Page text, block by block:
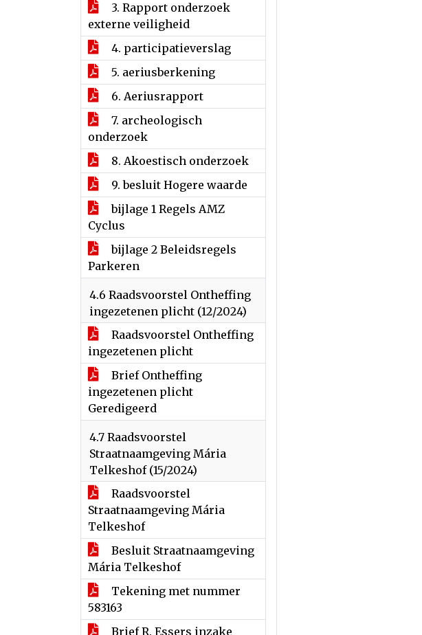
3. Rapport onderzoek
externe veiligheid
4. participatieverslag
5. aeriusberkening
6. Aeriusrapport
7. archeologisch
onderzoek
8. Akoestisch onderzoek
9. besluit Hogere waarde
bijlage 1 Regels AMZ
Cyclus
bijlage 2 Beleidsregels
Parkeren
4.6 Raadsvoorstel Ontheffing
ingezetenen plicht (12/2024)
Raadsvoorstel Ontheffing
ingezetenen plicht
Brief Ontheffing
ingezetenen plicht
Geredigeerd
4.7 Raadsvoorstel
Straatnaamgeving Mária
Telkeshof (15/2024)
Raadsvoorstel
Straatnaamgeving Mária
Telkeshof
Besluit Straatnaamgeving
Mária Telkeshof
Tekening met nummer
583163
Brief R. Essers inzake